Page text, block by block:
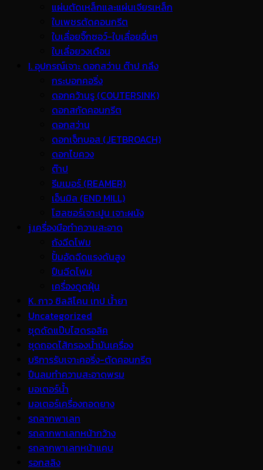
แผ่นตัดเหล็กและแผ่นเจียรเหล็ก
ใบเพชรตัดคอนกรีต
ใบเลื่อยจิ๊กซอว์-ใบเลื่อยอื่นๆ
ใบเลื่อยวงเดือน
I. อุปกรณ์เจาะ ดอกสว่าน ต๊าป กลึง
กระบอกคอริ่ง
ดอกคว้านรู (COUTERSINK)
ดอกสกัดคอนกรีต
ดอกสว่าน
ดอกเจ็ทบอส (JETBROACH)
ดอกไขควง
ต๊าป
รีมเมอร์ (REAMER)
เอ็นมิล (END MILL)
โฮลซอร์เจาะปูน เจาะผนัง
j.เครื่องมือทำความสะอาด
ถังฉีดโฟม
ปั้มอัดฉีดแรงดันสูง
ปืนฉีดโฟม
เครื่องดูดฝุ่น
K. กาว ซิลลิโคน เทป น้ำยา
Uncategorized
ชุดดัดแป๊บไฮดรอลิค
ชุดถอดไส้กรองน้ำมันเครื่อง
บริการรับเจาะคอริ่ง-ตัดคอนกรีต
ปืนลมทำความสะอาดพรม
มอเตอร์น้ำ
มอเตอร์เครื่องถอดยาง
รถลากพาเลท
รถลากพาเลทหน้ากว้าง
รถลากพาเลทหน้าแคบ
รอกสลิง